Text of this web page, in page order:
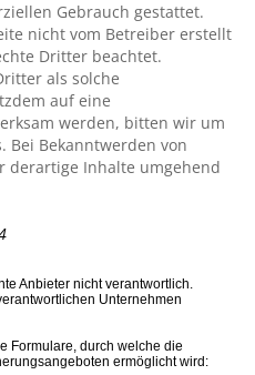
Gebrauch gestattet.
nicht vom Betreiber erstellt
Dritter beachtet.
als solche
auf eine
werden, bitten wir um
Bei Bekanntwerden von
derartige Inhalte umgehend